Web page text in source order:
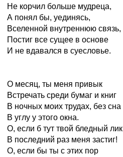
Не корчил больше мудреца,
А понял бы, уединясь,
Вселенной внутреннюю связь,
Постиг все сущее в основе
И не вдавался в суесловье.
О месяц, ты меня привык
Встречать среди бумаг и книг
В ночных моих трудах, без сна
В углу у этого окна.
О, если б тут твой бледный лик
В последний раз меня застиг!
О, если бы ты с этих пор